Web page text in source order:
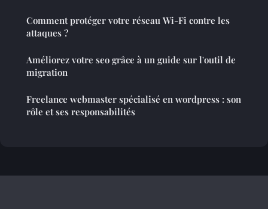
Comment protéger votre réseau Wi-Fi contre les
attaques ?
Améliorez votre seo grâce à un guide sur l'outil de
migration
Freelance webmaster spécialisé en wordpress : son
rôle et ses responsabilités